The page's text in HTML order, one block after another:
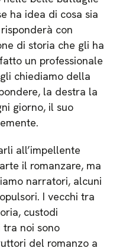
ha idea di cosa sia
con
di storia che gli ha
un professionale
chiediamo della
la destra la
giorno, il suo
all’impellente
il romanzare, ma
narratori, alcuni
I vecchi tra
custodi
tra noi sono
del romanzo a